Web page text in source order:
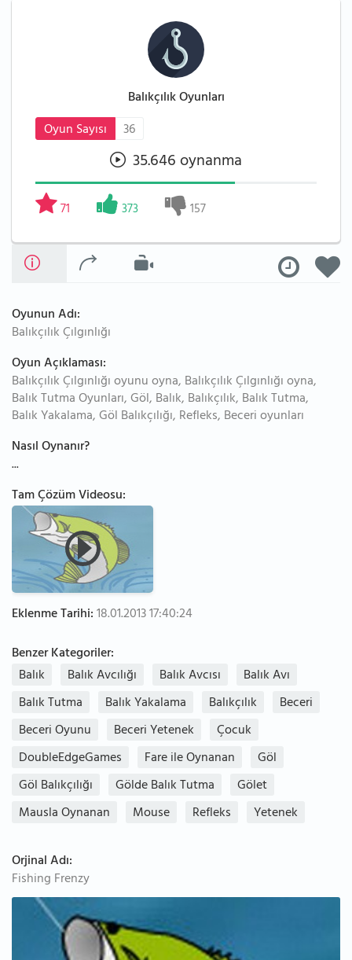
Balıkçılık Oyunları
Oyun Sayısı
36
35.646 oynanma
71 373 157
Oyunun Adı:
Balıkçılık Çılgınlığı
Oyun Açıklaması:
Balıkçılık Çılgınlığı oyunu oyna, Balıkçılık Çılgınlığı oyna,
Balık Tutma Oyunları, Göl, Balık, Balıkçılık, Balık Tutma,
Balık Yakalama, Göl Balıkçılığı, Refleks, Beceri oyunları
Nasıl Oynanır?
...
Tam Çözüm Videosu:
Eklenme Tarihi:18.01.2013 17:40:24
Benzer Kategoriler:
Balık
Balık Avcılığı Balık Avcısı
Balık Avı
Balık Tutma
Balık Yakalama Balıkçılık
Beceri
Beceri Oyunu
Beceri Yetenek
Çocuk
DoubleEdgeGames
Fare ile Oynanan
Göl
Göl Balıkçılığı
Gölde Balık Tutma
Gölet
Mausla Oynanan
Mouse Refleks Yetenek
Orjinal Adı:
Fishing Frenzy